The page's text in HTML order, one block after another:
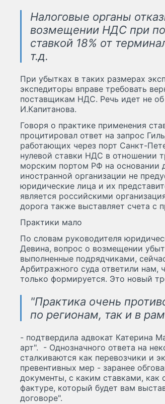
Налоговые органы
возмещении НДС при
ставкой 18% от
т.д.
При убытках в таких размерах
экспедиторы вправе требовать
поставщикам НДС. Речь идет не
И.Капитанова.
Говоря о практике применения
процитировал ответ на запрос
работающих через порт Санкт-
нулевой ставки НДС в отношении
морским портом РФ на основании
иностранной организации не
юридические лица и их
является российскими
дорога также выставляет счета с
Практики мало
По словам руководителя
Девина, вопрос о возмещении
выполненные подрядчиками,
Арбитражного суда ответили нам,
только формируется. Это новый
"Практика очень
по регионам, так и в
- подтвердила адвокат Катерина
арт". - Однозначного ответа на
сталкиваются как перевозчики и
превентивных мер - заранее
документы, с каким ставками, как
фактуре, который будет вам
договоре".